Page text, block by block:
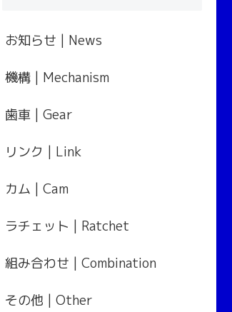
お知らせ | News
機構 | Mechanism
歯車 | Gear
リンク | Link
カム | Cam
ラチェット | Ratchet
組み合わせ | Combination
その他 | Other